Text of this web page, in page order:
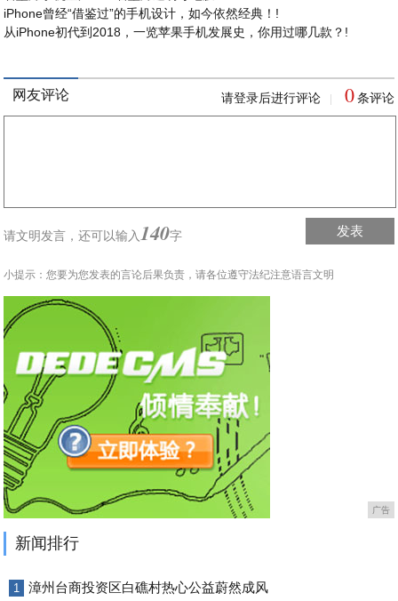
iPhone曾经“借鉴过”的手机设计，如今依然经典！!
从iPhone初代到2018，一览苹果手机发展史，你用过哪几款？!
网友评论 请登录后进行评论 0 条评论
请文明发言，还可以输入 140字 发表
小提示：您要为您发表的言论后果负责，请各位遵守法纪注意语言文明
广告
新闻排行
1 漳州台商投资区白礁村热心公益蔚然成风